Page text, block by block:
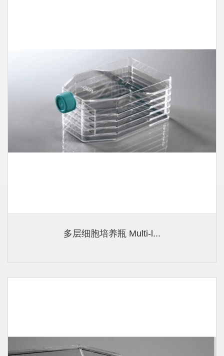
多层细胞培养瓶 Multi-l...